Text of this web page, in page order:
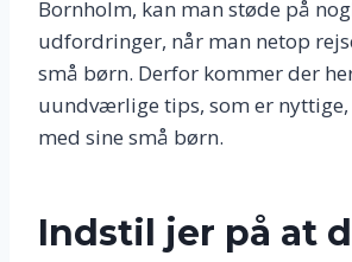
Bornholm, kan man støde på
udfordringer, når man netop
små børn. Derfor kommer der
uundværlige tips, som er
med sine små børn.
Indstil jer på at